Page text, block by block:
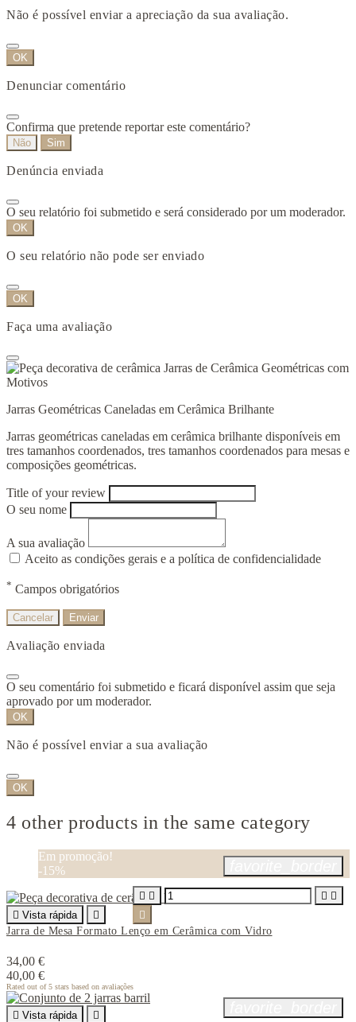
Não é possível enviar a apreciação da sua avaliação.
OK
Denunciar comentário
Confirma que pretende reportar este comentário?
Não Sim
Denúncia enviada
O seu relatório foi submetido e será considerado por um moderador.
OK
O seu relatório não pode ser enviado
OK
Faça uma avaliação
Jarras Geométricas Caneladas em Cerâmica Brilhante
Jarras geométricas caneladas em cerâmica brilhante disponíveis em
tres tamanhos coordenados, tres tamanhos coordenados para mesas e
composições geométricas.
Title of your review
O seu nome
A sua avaliação
Aceito as condições gerais e a política de confidencialidade
* Campos obrigatórios
Cancelar Enviar
Avaliação enviada
O seu comentário foi submetido e ficará disponível assim que seja
aprovado por um moderador.
OK
Não é possível enviar a sua avaliação
OK
4 other products in the same category
Em promoção!
-15%
 Vista rápida

Jarra de Mesa Formato Lenço em Cerâmica com Vidro
34,00 €
40,00 €
Rated out of 5 stars based on avaliações
   

 Vista rápida
